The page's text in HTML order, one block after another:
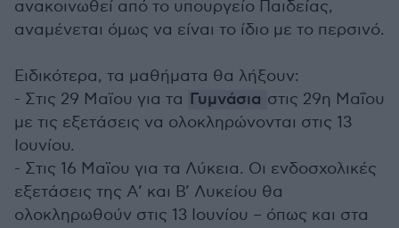
ανακοινωθεί από το υπουργείο Παιδείας,
αναμένεται όμως να είναι το ίδιο με το περσινό.
Ειδικότερα, τα μαθήματα θα λήξουν:
- Στις 29 Μαϊου για τα Γυμνάσια στις 29η Μαΐου
με τις εξετάσεις να ολοκληρώνονται στις 13
Ιουνίου.
- Στις 16 Μαϊου για τα Λύκεια. Οι ενδοσχολικές
εξετάσεις της Α’ και Β’ Λυκείου θα
ολοκληρωθούν στις 13 Ιουνίου – όπως και στα